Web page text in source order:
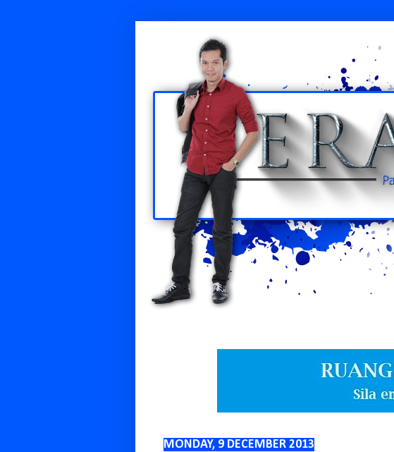
MONDAY, 9 DECEMBER 2013